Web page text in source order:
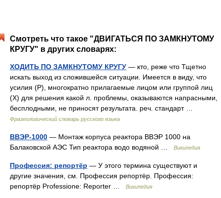
Смотреть что такое "ДВИГАТЬСЯ ПО ЗАМКНУТОМУ
КРУГУ" в других словарях:
ХОДИТЬ ПО ЗАМКНУТОМУ КРУГУ — кто, реже что Тщетно
искать выход из сложившейся ситуации. Имеется в виду, что
усилия (Р), многократно прилагаемые лицом или группой лиц
(Х) для решения какой л. проблемы, оказываются напрасными,
бесплодными, не приносят результата. реч. стандарт …
Фразеологический словарь русского языка
ВВЭР-1000 — Монтаж корпуса реактора ВВЭР 1000 на
Балаковской АЭС Тип реактора водо водяной …
Википедия
Профессия: репортёр — У этого термина существуют и
другие значения, см. Профессия репортёр. Профессия:
репортёр Professione: Reporter …
Википедия